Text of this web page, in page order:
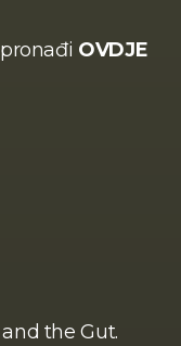
OVDJE
the Gut.